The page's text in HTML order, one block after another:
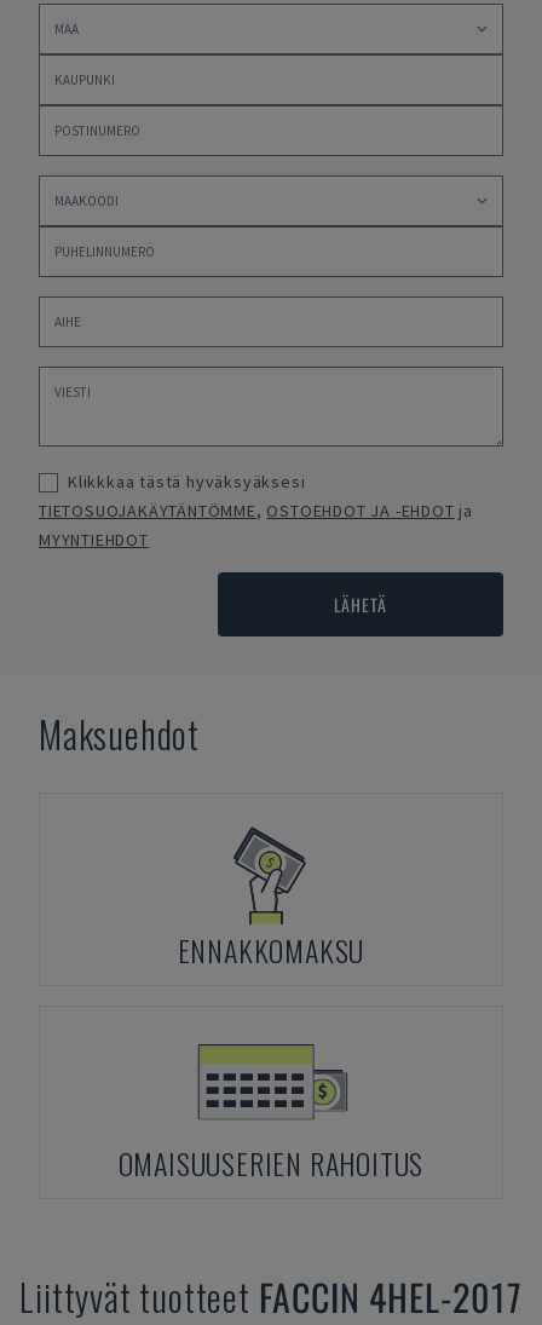
Klikkkaa tästä hyväksyäksesi
TIETOSUOJAKÄYTÄNTÖMME, OSTOEHDOT JA -EHDOT ja
MYYNTIEHDOT
LÄHETÄ
Maksuehdot
ENNAKKOMAKSU
OMAISUUSERIEN RAHOITUS
Liittyvät tuotteet FACCIN 4HEL-2017